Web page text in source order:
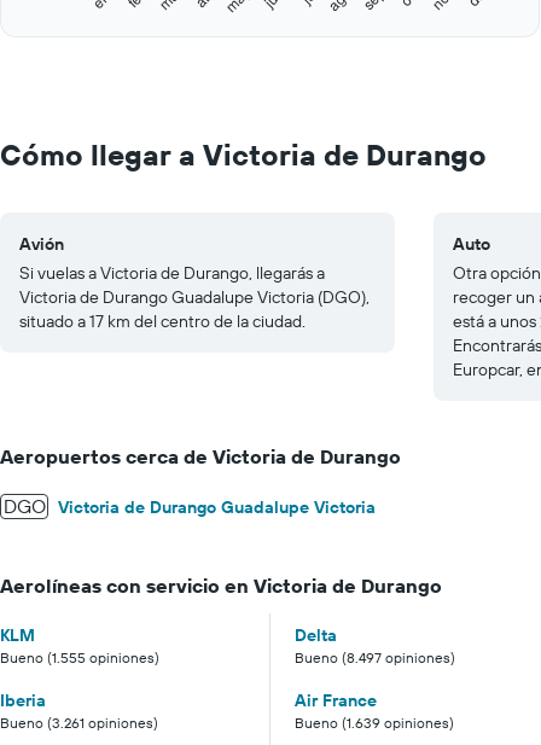
to
200.
interactive
Cómo llegar a Victoria de Durango
Avión
Si vuelas a Victoria de Durango, llegarás a
Victoria de Durango Guadalupe Victoria (DGO),
situado a 17 km del centro de la ciudad.
Auto
Otra
recoger un
está a
Europcar,
Aeropuertos cerca de Victoria de Durango
DGO Victoria de Durango Guadalupe Victoria
Aerolíneas con servicio en Victoria de Durango
KLM
Bueno (1.555 opiniones)
Delta
Bueno (8.497 opiniones)
Iberia
Bueno (3.261 opiniones)
Air France
Bueno (1.639 opiniones)